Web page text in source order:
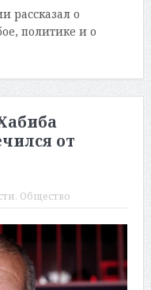
рассказал о
политике и о
от
, Общество